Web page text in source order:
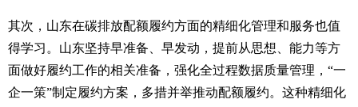
其次，山东在碳排放配额履约方面的精细化管理和服务也值
得学习。山东坚持早准备、早发动，提前从思想、能力等方
面做好履约工作的相关准备，强化全过程数据质量管理，“一
企一策”制定履约方案，多措并举推动配额履约。这种精细化